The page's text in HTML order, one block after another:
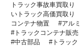
トラック事故車買取り
いトラック高価買取り
コンテナ物置
アル
トラックコンテナ販売
中古部品
トラック